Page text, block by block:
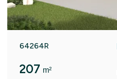
64264R
207 m²